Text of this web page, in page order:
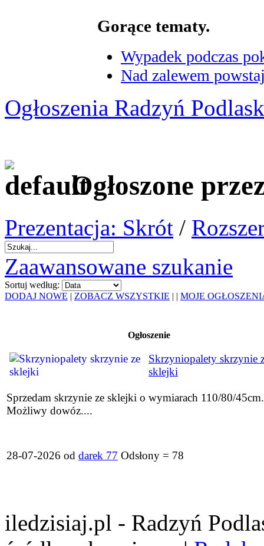
Gorące tematy.
Wypadek podczas
Nad zalewem
Ogłoszenia Radzyń
Ogłoszone
Prezentacja: Skrót /
Zaawansowane szukanie
Sortuj według:
DODAJ NOWE | ZOBACZ WSZYSTKIE | | MOJE
Ogłoszenie
Skrzyniopalety skrzynie
sklejki
Sprzedam skrzynie ze sklejki o wymiarach 110/80/45cm.
Możliwy dowóz....
28-07-2026 od darek 77 Odsłony = 78
iledzisiaj.pl - Radzyń